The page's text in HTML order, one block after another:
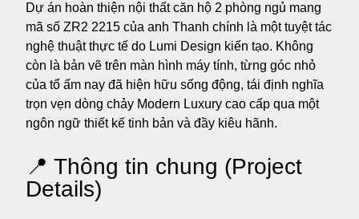
Dự án hoàn thiện nội thất căn hộ 2 phòng ngủ mang
mã số ZR2 2215 của anh Thanh chính là một tuyệt tác
nghệ thuật thực tế do Lumi Design kiến tạo. Không
còn là bản vẽ trên màn hình máy tính, từng góc nhỏ
của tổ ấm nay đã hiện hữu sống động, tái định nghĩa
trọn vẹn dòng chảy Modern Luxury cao cấp qua một
ngôn ngữ thiết kế tinh bản và đầy kiêu hãnh.
📍 Thông tin chung (Project
Details)